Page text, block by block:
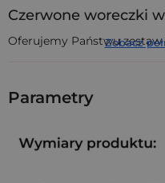
Czerwone woreczki
Oferujemy Państwu zestaw
Woreczki w prezentowanej
w dotyku materiał, który
ekskluzywny i do dzisiaj
Zobacz
Parametry